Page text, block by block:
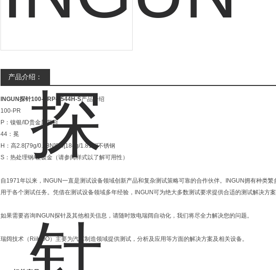
产品介绍：
INGUN探针100-PRP-2544H-S产品介绍
100-PR
P：镍银/ID贵金属复合
44：冕
H：高2.8[79g/0.78N]6.5[184g/1.81N]不锈钢
S：热处理钢/镍镀金（请参阅样式以了解可用性）
自1971年以来，INGUN一直是测试设备领域创新产品和复杂测试策略可靠的合作伙伴。INGUN拥有种类
用于各个测试任务。凭借在测试设备领域多年经验，INGUN可为绝大多数测试要求提供合适的测试解决方案
如果需要咨询INGUN探针及其他相关信息，请随时致电瑞阔自动化，我们将尽全力解决您的问题。
瑞阔技术（RiiKOO）主要为汽车制造领域提供测试，分析及应用等方面的解决方案及相关设备。